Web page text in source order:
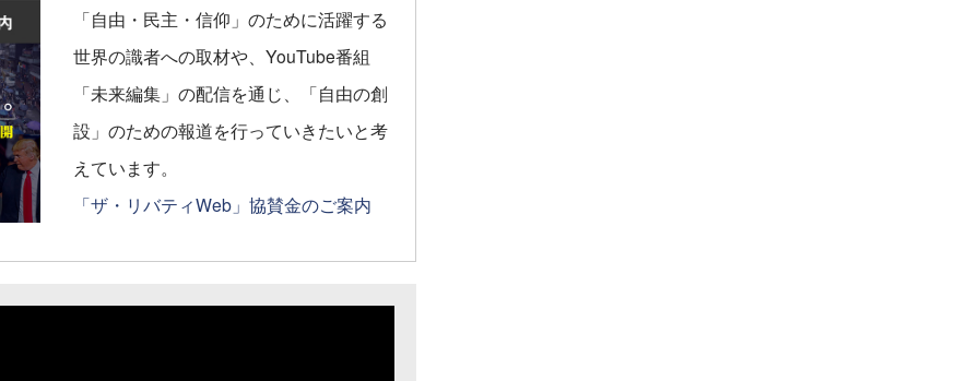
「自由・民主・信仰」のために活躍する
世界の識者への取材や、YouTube番組
「未来編集」の配信を通じ、「自由の創
設」のための報道を行っていきたいと考
えています。
「ザ・リバティWeb」協賛金のご案内